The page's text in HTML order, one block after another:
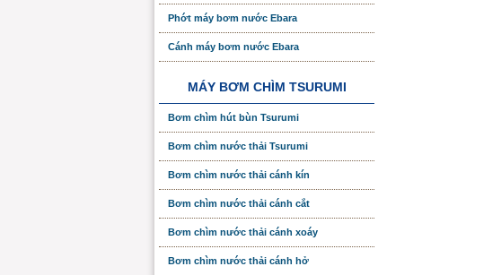
Phớt máy bơm nước Ebara
Cánh máy bơm nước Ebara
MÁY BƠM CHÌM TSURUMI
Bơm chìm hút bùn Tsurumi
Bơm chìm nước thải Tsurumi
Bơm chìm nước thải cánh kín
Bơm chìm nước thải cánh cắt
Bơm chìm nước thải cánh xoáy
Bơm chìm nước thải cánh hở